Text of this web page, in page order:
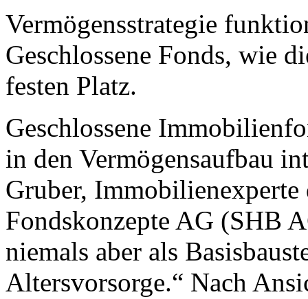
Vermögensstrategie
Geschlossene Fonds, wie
festen Platz.
Geschlossene
in den Vermögensaufbau
Gruber,
Fondskonzepte AG (SHB
niemals aber als
Altersvorsorge.“ Nach